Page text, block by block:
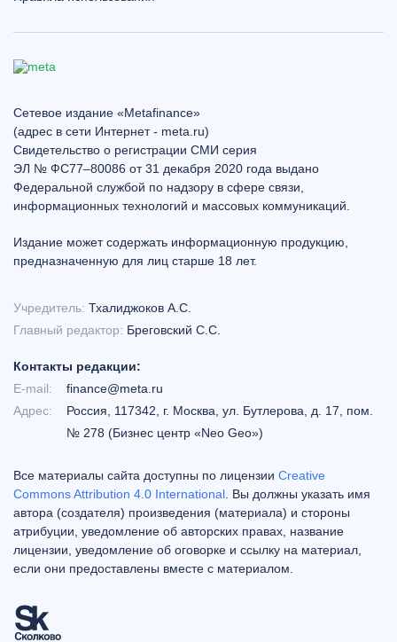
Сетевое издание «Metafinance»
(адрес в сети Интернет - meta.ru)
Свидетельство о регистрации СМИ серия
ЭЛ № ФС77–80086 от 31 декабря 2020 года выдано
Федеральной службой по надзору в сфере связи,
информационных технологий и массовых коммуникаций.
Издание может содержать информационную продукцию,
предназначенную для лиц старше 18 лет.
Учредитель: Тхалиджоков А.С.
Главный редактор: Бреговский С.С.
Контакты редакции:
E-mail:
finance@meta.ru
Адрес:
Россия, 117342, г. Москва, ул. Бутлерова, д. 17, пом.
№ 278 (Бизнес центр «Neo Geo»)
Все материалы сайта доступны по лицензии Creative
Commons Attribution 4.0 International . Вы должны указать имя
автора (создателя) произведения (материала) и стороны
атрибуции, уведомление об авторских правах, название
лицензии, уведомление об оговорке и ссылку на материал,
если они предоставлены вместе с материалом.